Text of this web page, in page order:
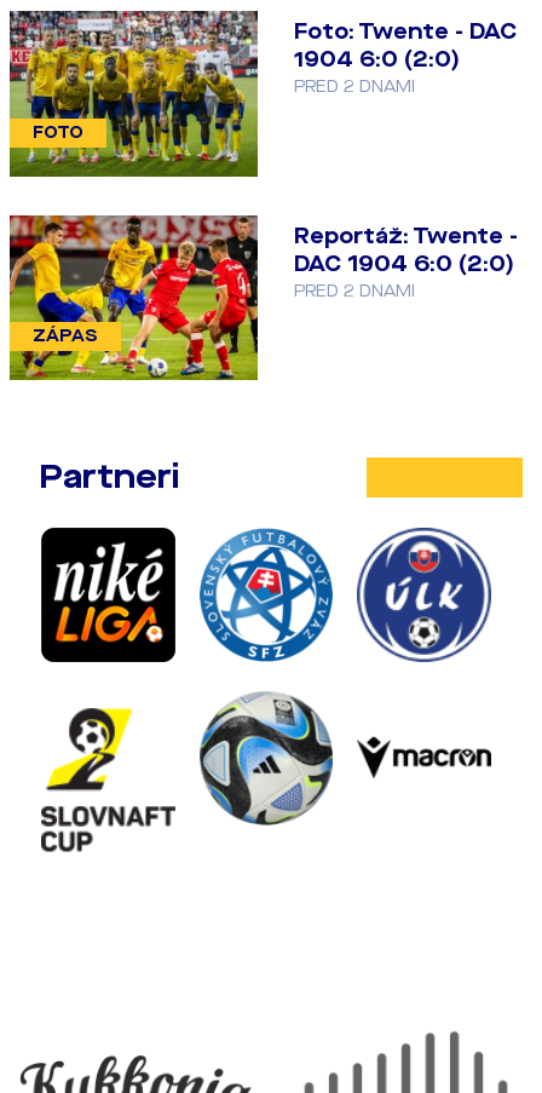
FOTO
Foto: Twente - DAC
1904 6:0 (2:0)
PRED 2 DNAMI
ZÁPAS
Reportáž: Twente -
DAC 1904 6:0 (2:0)
PRED 2 DNAMI
Partneri